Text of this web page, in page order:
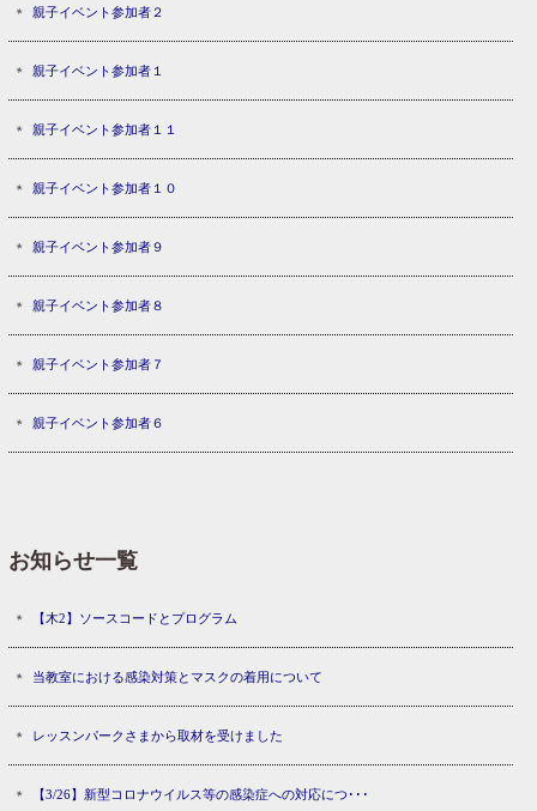
親子イベント参加者２
親子イベント参加者１
親子イベント参加者１１
親子イベント参加者１０
親子イベント参加者９
親子イベント参加者８
親子イベント参加者７
親子イベント参加者６
お知らせ一覧
【木2】ソースコードとプログラム
当教室における感染対策とマスクの着用について
レッスンパークさまから取材を受けました
【3/26】新型コロナウイルス等の感染症への対応につ･･･